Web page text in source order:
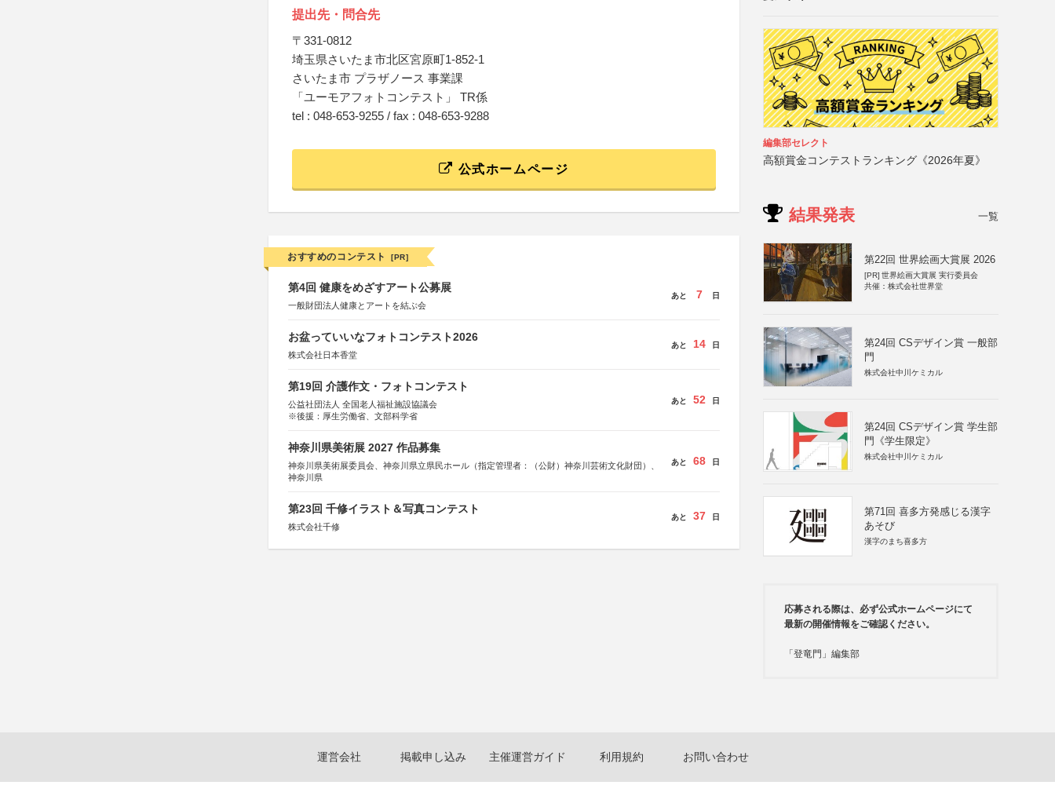
提出先・問合先
〒331-0812
埼玉県さいたま市北区宮原町1-852-1
さいたま市 プラザノース 事業課
「ユーモアフォトコンテスト」 TR係
tel : 048-653-9255 / fax : 048-653-9288
公式ホームページ
おすすめのコンテスト [PR]
第4回 健康をめざすアート公募展
一般財団法人健康とアートを結ぶ会
あと 7 日
お盆っていいなフォトコンテスト2026
株式会社日本香堂
あと 14 日
第19回 介護作文・フォトコンテスト
公益社団法人 全国老人福祉施設協議会
※後援：厚生労働省、文部科学省
あと 52 日
神奈川県美術展 2027 作品募集
神奈川県美術展委員会、神奈川県立県民ホール（指定管理者：（公財）神奈川芸術文化財団）、
神奈川県
あと 68 日
第23回 千修イラスト＆写真コンテスト
株式会社千修
あと 37 日
編集部セレクト
高額賞金コンテストランキング《2026年夏》
結果発表 一覧
第22回 世界絵画大賞展 2026
[PR] 世界絵画大賞展 実行委員会
共催：株式会社世界堂
第24回 CSデザイン賞 一般部
門
株式会社中川ケミカル
第24回 CSデザイン賞 学生部
門《学生限定》
株式会社中川ケミカル
第71回 喜多方発感じる漢字
あそび
漢字のまち喜多方
応募される際は、必ず公式ホームページにて
最新の開催情報をご確認ください。
「登竜門」編集部
運営会社 掲載申し込み 主催運営ガイド 利用規約 お問い合わせ